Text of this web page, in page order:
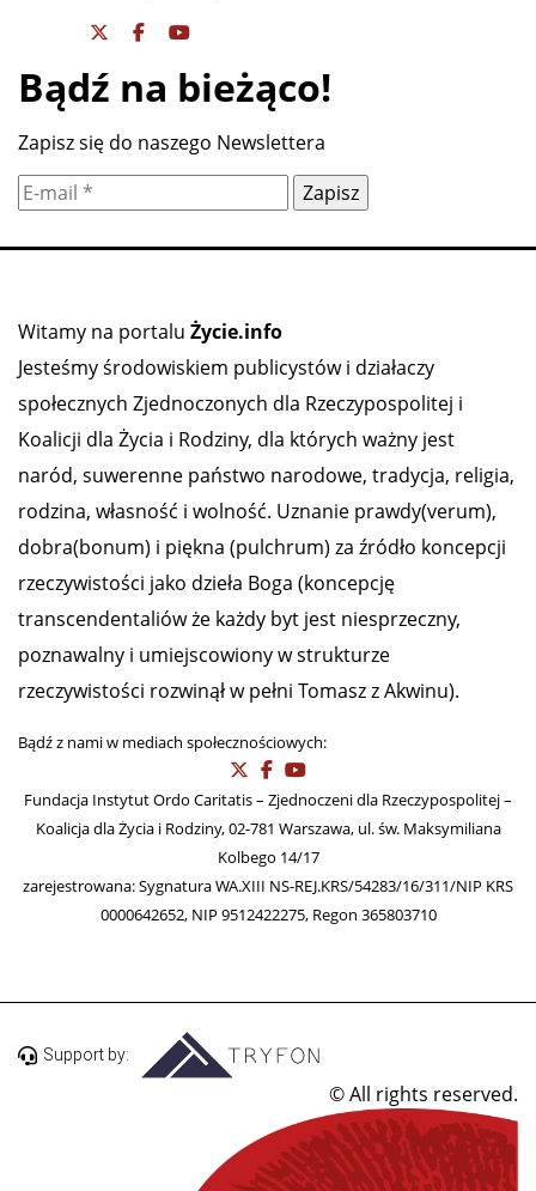
Bądź na bieżąco!
Zapisz się do naszego Newslettera
Witamy na portalu Życie.info
Jesteśmy środowiskiem publicystów i działaczy
społecznych Zjednoczonych dla Rzeczypospolitej i
Koalicji dla Życia i Rodziny, dla których ważny jest
naród, suwerenne państwo narodowe, tradycja, religia,
rodzina, własność i wolność. Uznanie prawdy(verum),
dobra(bonum) i piękna (pulchrum) za źródło koncepcji
rzeczywistości jako dzieła Boga (koncepcję
transcendentaliów że każdy byt jest niesprzeczny,
poznawalny i umiejscowiony w strukturze
rzeczywistości rozwinął w pełni Tomasz z Akwinu).
Bądź z nami w mediach społecznościowych:
Fundacja Instytut Ordo Caritatis – Zjednoczeni dla Rzeczypospolitej –
Koalicja dla Życia i Rodziny, 02-781 Warszawa, ul. św. Maksymiliana
Kolbego 14/17
zarejestrowana: Sygnatura WA.XIII NS-REJ.KRS/54283/16/311/NIP KRS
0000642652, NIP 9512422275, Regon 365803710
Support by:
© All rights reserved.